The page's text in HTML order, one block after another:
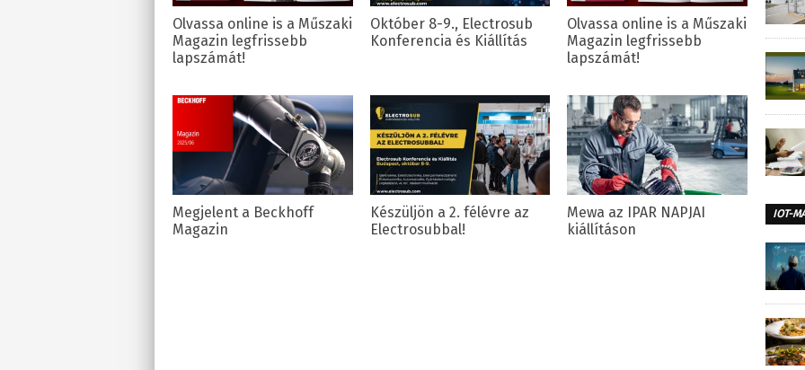
Olvassa online is a Műszaki
Magazin legfrissebb
lapszámát!
Október 8-9., Electrosub
Konferencia és Kiállítás
Olvassa online is a Műszaki
Magazin legfrissebb
lapszámát!
Megjelent a Beckhoff
Magazin
Készüljön a 2. félévre az
Electrosubbal!
Mewa az IPAR NAPJAI
kiállításon
IOT-